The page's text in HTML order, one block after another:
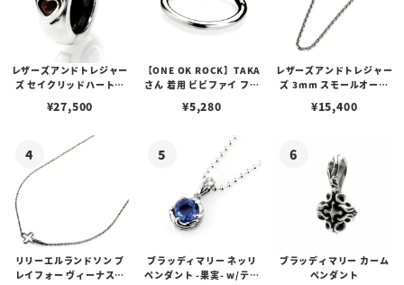
レザーズアンドトレジャー
ズ セイクリッドハートピ
¥27,500
【ONE OK ROCK】TAKA
さん 着用 ビビファイ フー
¥5,280
レザーズアンドトレジャー
ズ 3mm スモールオーバ
ブスタークラスプ＆LTロ
¥15,400
リリーエルランドソン プ
レイフォー ヴィーナスチ
ブラッディマリー ネッリ
ペンダント -果実- w/ティ
ブラッディマリー カーム
ペンダント